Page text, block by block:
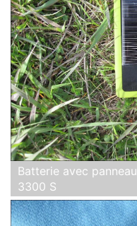
Batterie avec
3300 S